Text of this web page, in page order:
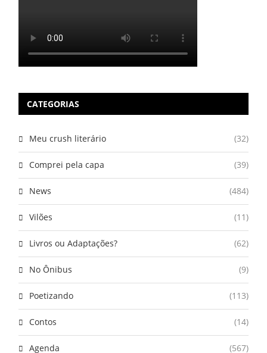
CATEGORIAS
Meu crush literário (32)
Comprei pela capa (39)
News (484)
Vilões (11)
Livros ou Adaptações? (62)
No Ônibus (9)
Poetizando (113)
Contos (14)
Agenda (567)